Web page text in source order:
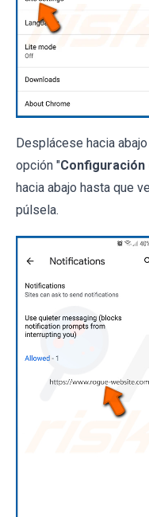
Desplácese hacia
opción "Configuración
hacia abajo hasta que
púlsela.